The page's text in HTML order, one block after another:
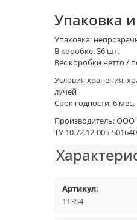
Упаковка
Упаковка:
В коробке: 36 шт.
Вес коробки нетто /
Условия хранения:
лучей
Срок годности: 6 мес.
Производитель: ООО
ТУ 10.72.12-005-
Артикул:
11354